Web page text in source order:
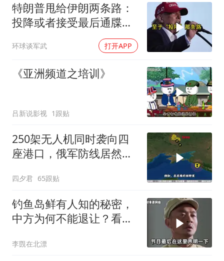
特朗普甩给伊朗两条路：
投降或者接受最后通牒，
伊朗两条都没选，转头又
打下美军一架无人机
环球谈军武 打开APP
《亚洲频道之培训》
吕新说影视 1跟贴
250架无人机同时袭向四
座港口，俄军防线居然彻
四夕君 65跟贴
钓鱼岛鲜有人知的秘密，
中方为何不能退让？看完
李覴在北漂